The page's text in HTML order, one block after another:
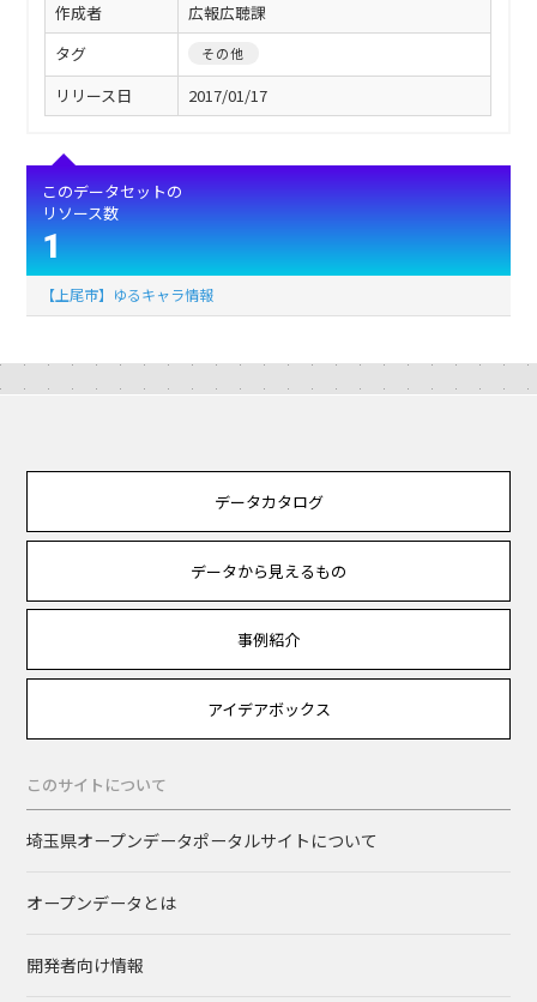
作成者
広報広聴課
タグ
その他
リリース日 2017/01/17
このデータセットの
リソース数
1
【上尾市】ゆるキャラ情報
データカタログ
データから見えるもの
事例紹介
アイデアボックス
このサイトについて
埼玉県オープンデータポータルサイトについて
オープンデータとは
開発者向け情報